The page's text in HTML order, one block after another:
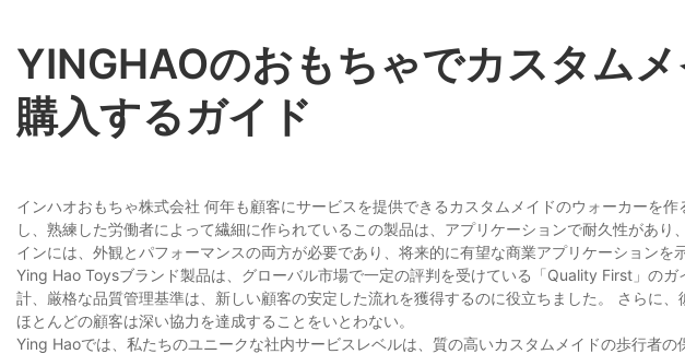
YINGHAOのおもちゃでカスタム
購入するガイド
インハオおもちゃ株式会社 何年も顧客にサービスを提供できるカスタムメイドのウォーカーを
し、熟練した労働者によって繊細に作られているこの製品は、アプリケーションで耐久性があ
インには、外観とパフォーマンスの両方が必要であり、将来的に有望な商業アプリケーションを
Ying Hao Toysブランド製品は、グローバル市場で一定の評判を受けている「Quality First」の
計、厳格な品質管理基準は、新しい顧客の安定した流れを獲得するのに役立ちました。 さらに
ほとんどの顧客は深い協力を達成することをいとわない。
Ying Haoでは、私たちのユニークな社内サービスレベルは、質の高いカスタムメイドの歩行者